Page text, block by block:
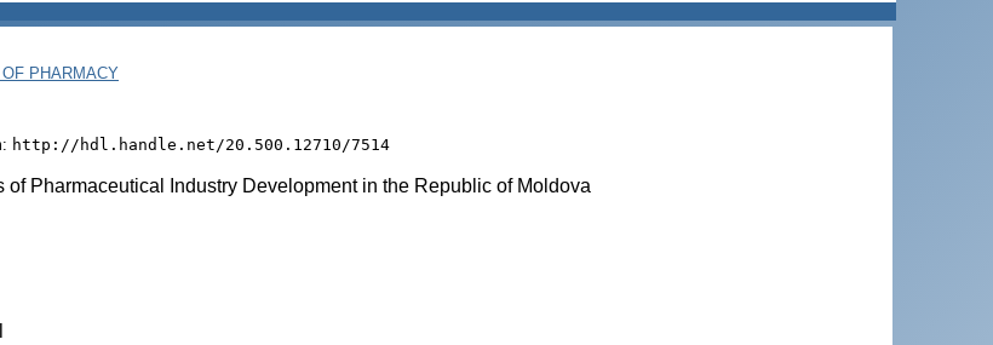
PHARMACY
http://hdl.handle.net/20.500.12710/7514
of Pharmaceutical Industry Development in the Republic of Moldova